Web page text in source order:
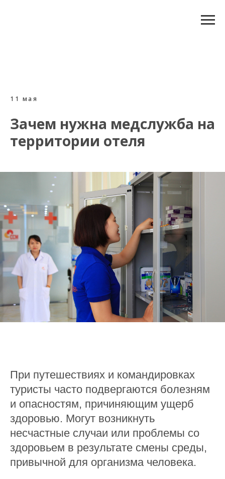
11 мая
Зачем нужна медслужба на
территории отеля
При путешествиях и командировках
туристы часто подвергаются болезням
и опасностям, причиняющим ущерб
здоровью. Могут возникнуть
несчастные случаи или проблемы со
здоровьем в результате смены среды,
привычной для организма человека.